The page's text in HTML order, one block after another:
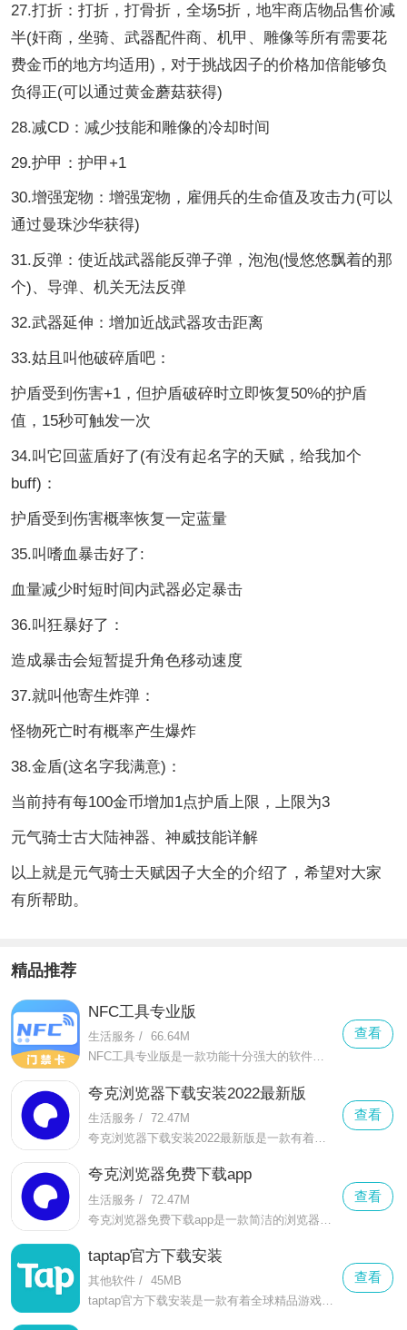
27.打折：打折，打骨折，全场5折，地牢商店物品售价减
半(奸商，坐骑、武器配件商、机甲、雕像等所有需要花
费金币的地方均适用)，对于挑战因子的价格加倍能够负
负得正(可以通过黄金蘑菇获得)
28.减CD：减少技能和雕像的冷却时间
29.护甲：护甲+1
30.增强宠物：增强宠物，雇佣兵的生命值及攻击力(可以
通过曼珠沙华获得)
31.反弹：使近战武器能反弹子弹，泡泡(慢悠悠飘着的那
个)、导弹、机关无法反弹
32.武器延伸：增加近战武器攻击距离
33.姑且叫他破碎盾吧：
护盾受到伤害+1，但护盾破碎时立即恢复50%的护盾
值，15秒可触发一次
34.叫它回蓝盾好了(有没有起名字的天赋，给我加个
buff)：
护盾受到伤害概率恢复一定蓝量
35.叫嗜血暴击好了:
血量减少时短时间内武器必定暴击
36.叫狂暴好了：
造成暴击会短暂提升角色移动速度
37.就叫他寄生炸弹：
怪物死亡时有概率产生爆炸
38.金盾(这名字我满意)：
当前持有每100金币增加1点护盾上限，上限为3
元气骑士古大陆神器、神威技能详解
以上就是元气骑士天赋因子大全的介绍了，希望对大家
有所帮助。
精品推荐
NFC工具专业版
生活服务 / 66.64M
NFC工具专业版是一款功能十分强大的软件，它能够在手机上模仿各种带有NFC功能的卡片，能够直接使用手机与卡片接触，并且读取出卡片的信息。
查看
夸克浏览器下载安装2022最新版
生活服务 / 72.47M
夸克浏览器下载安装2022最新版是一款有着多种搜索引擎的浏览器软件，在这里有着强劲的搜索功能，只有你想不到，没有这里找不到。同时软件整体占用空间小，使用起来简单方便还流畅。
查看
夸克浏览器免费下载app
生活服务 / 72.47M
查看
taptap官方下载安装
其他软件 / 45MB
taptap官方下载安装是一款有着全球精品游戏汇聚的软件，在这里用户能够找到各种好玩的游戏，同时所有的游戏都是绿色安全的，软件支持一键安装功能，能够帮助用户省下许多流量。
查看